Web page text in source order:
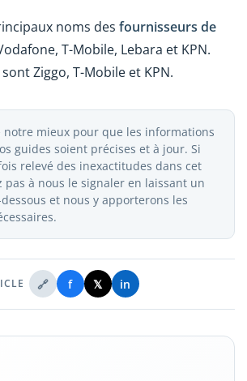
noms des fournisseurs de
T-Mobile, Lebara et KPN.
Ziggo, T-Mobile et KPN.
notre mieux pour que les informations
guides soient précises et à jour. Si
relevé des inexactitudes dans cet
pas à nous le signaler en laissant un
et nous y apporterons les
🔗 f 𝕏 in